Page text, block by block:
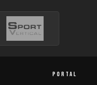
PORTAL